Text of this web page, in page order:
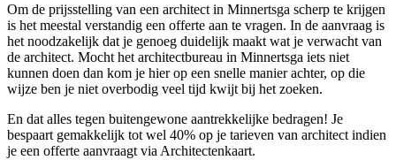
Om de prijsstelling van een architect in Minnertsga scherp te krijgen
is het meestal verstandig een offerte aan te vragen. In de aanvraag is
het noodzakelijk dat je genoeg duidelijk maakt wat je verwacht van
de architect. Mocht het architectbureau in Minnertsga iets niet
kunnen doen dan kom je hier op een snelle manier achter, op die
wijze ben je niet overbodig veel tijd kwijt bij het zoeken.
En dat alles tegen buitengewone aantrekkelijke bedragen! Je
bespaart gemakkelijk tot wel 40% op je tarieven van architect indien
je een offerte aanvraagt via Architectenkaart.